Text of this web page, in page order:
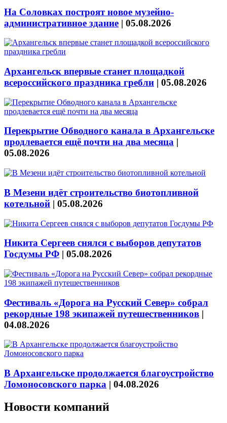
На Соловках построят новое музейно-
административное здание | 05.08.2026
Архангельск впервые станет площадкой
всероссийского праздника гребли | 05.08.2026
Перекрытие Обводного канала в Архангельске
продлевается ещё почти на два месяца |
05.08.2026
В Мезени идёт строительство биотопливной
котельной | 05.08.2026
Никита Сергеев снялся с выборов депутатов
Госдумы РФ | 05.08.2026
Фестиваль «Дорога на Русский Север» собрал
рекордные 198 экипажей путешественников |
04.08.2026
В Архангельске продолжается благоустройство
Ломоносовского парка | 04.08.2026
Новости компаний